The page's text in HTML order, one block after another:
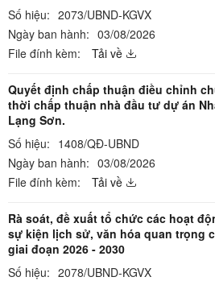
Số hiệu: 2073/UBND-KGVX
Ngày ban hành: 03/08/2026
File đính kèm:
Tải về
Quyết định chấp thuận điều chỉnh
thời chấp thuận nhà đầu tư dự án
Lạng Sơn.
Số hiệu: 1408/QĐ-UBND
Ngày ban hành: 03/08/2026
File đính kèm:
Tải về
Rà soát, đề xuất tổ chức các hoạt
sự kiện lịch sử, văn hóa quan trọng
giai đoạn 2026 - 2030
Số hiệu: 2078/UBND-KGVX